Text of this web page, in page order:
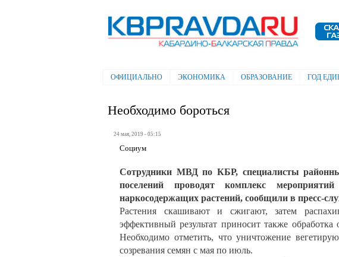
Электронная газета "Кабардино-
Балкарская правда"
Главное меню
ОФИЦИАЛЬНО ЭКОНОМИКА ОБРАЗОВАНИЕ ГОД
Необходимо бороться
24 мая, 2019 - 05:15
Социум
Сотрудники МВД по КБР, специалисты
поселений проводят комплекс
наркосодержащих растений, сообщили в пресс-
Растения скашивают и сжигают, затем
эффективный результат приносит также
Необходимо отметить, что уничтожение
созревания семян с мая по июль.